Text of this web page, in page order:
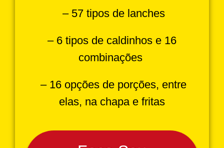
– 57 tipos de lanches
– 6 tipos de caldinhos e 16
combinações
– 16 opções de porções, entre
elas, na chapa e fritas